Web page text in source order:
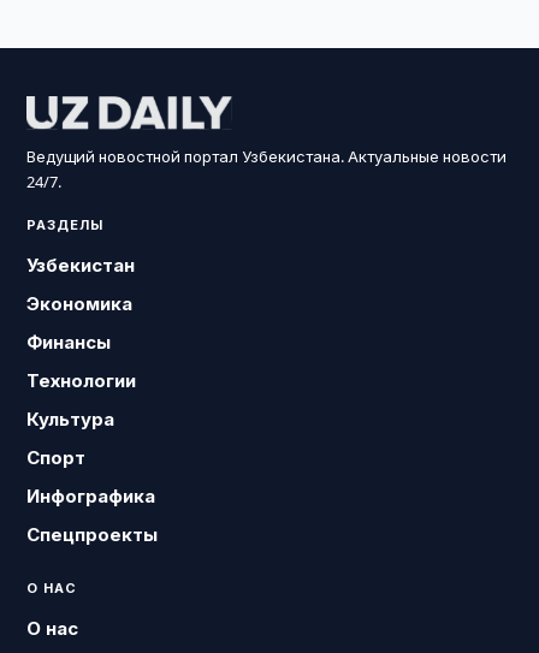
Ведущий новостной портал Узбекистана. Актуальные новости
24/7.
РАЗДЕЛЫ
Узбекистан
Экономика
Финансы
Технологии
Культура
Спорт
Инфографика
Спецпроекты
О НАС
О нас